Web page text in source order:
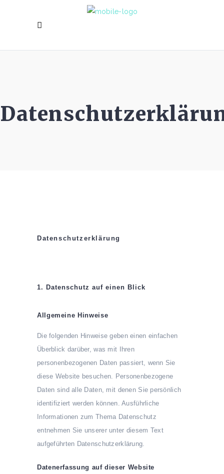
Datenschutz­erklärung
1. Datenschutz auf einen Blick
Allgemeine Hinweise
Die folgenden Hinweise geben einen einfachen
Überblick darüber, was mit Ihren
personenbezogenen Daten passiert, wenn Sie
diese Website besuchen. Personenbezogene
Daten sind alle Daten, mit denen Sie persönlich
identifiziert werden können. Ausführliche
Informationen zum Thema Datenschutz
entnehmen Sie unserer unter diesem Text
aufgeführten Datenschutzerklärung.
Datenerfassung auf dieser Website